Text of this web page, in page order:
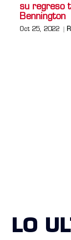
su regreso
Bennington
Oct 25, 2022
LO